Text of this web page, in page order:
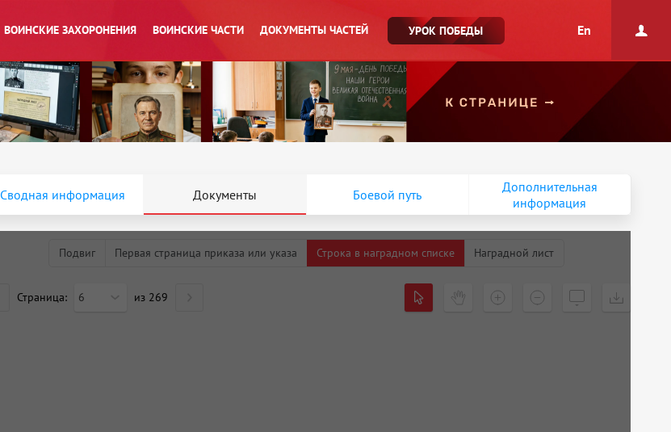
ВОИНСКИЕ ЗАХОРОНЕНИЯ ВОИНСКИЕ ЧАСТИ ДОКУМЕНТЫ ЧАСТЕЙ УРОК ПОБЕДЫ En
Сводная информация Документы Боевой путь
Дополнительная
информация
Подвиг Первая страница приказа или указа Строка в наградном списке Наградной лист
Страница: 6 из 269